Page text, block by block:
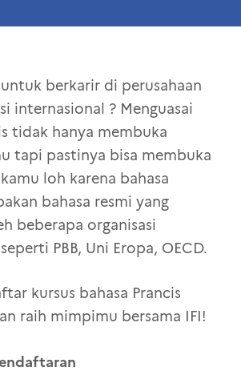
berkarir di perusahaan
internasional ? Menguasai
tidak hanya membuka
tapi pastinya bisa membuka
loh karena bahasa
bahasa resmi yang
beberapa organisasi
PBB, Uni Eropa, OECD.
kursus bahasa Prancis
raih mimpimu bersama IFI!